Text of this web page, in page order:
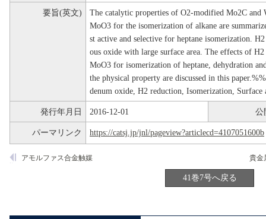
要旨(英文)
The catalytic properties of O2-modified Mo2C
MoO3 for the isomerization of alkane are
st active and selective for heptane isomerization.
ous oxide with large surface area. The effects of
MoO3 for isomerization of heptane, dehydration
the physical property are discussed in this
denum oxide, H2 reduction, Isomerization, Surface
発行年月日 2016-12-01 公
パーマリンク https://catsj.jp/jnl/pageview?articlecd=4107051600b
アモルファス合金触媒
41巻7号へ戻る